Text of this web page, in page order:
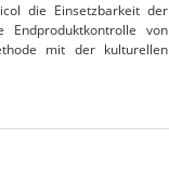
die Einsetzbarkeit der
von
mit der kulturellen